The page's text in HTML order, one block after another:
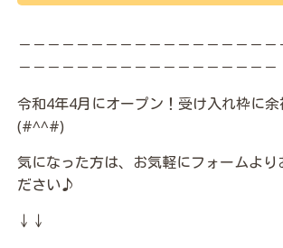
－－－－－－－－－－－－－－－－－－
－－－－－－－－－－－－－－－－－－
令和4年4月にオープン！受け入れ枠に
(#^^#)
気になった方は、お気軽にフォームより
ださい♪
↓↓